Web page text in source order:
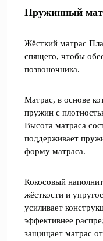
Пружинный
Жёсткий матрас
спящего, чтобы
позвоночника.
Матрас, в основе
пружин с
Высота матраса
поддерживает
форму матраса.
Кокосовый
жёсткости и
усиливает
эффективнее
защищает матрас